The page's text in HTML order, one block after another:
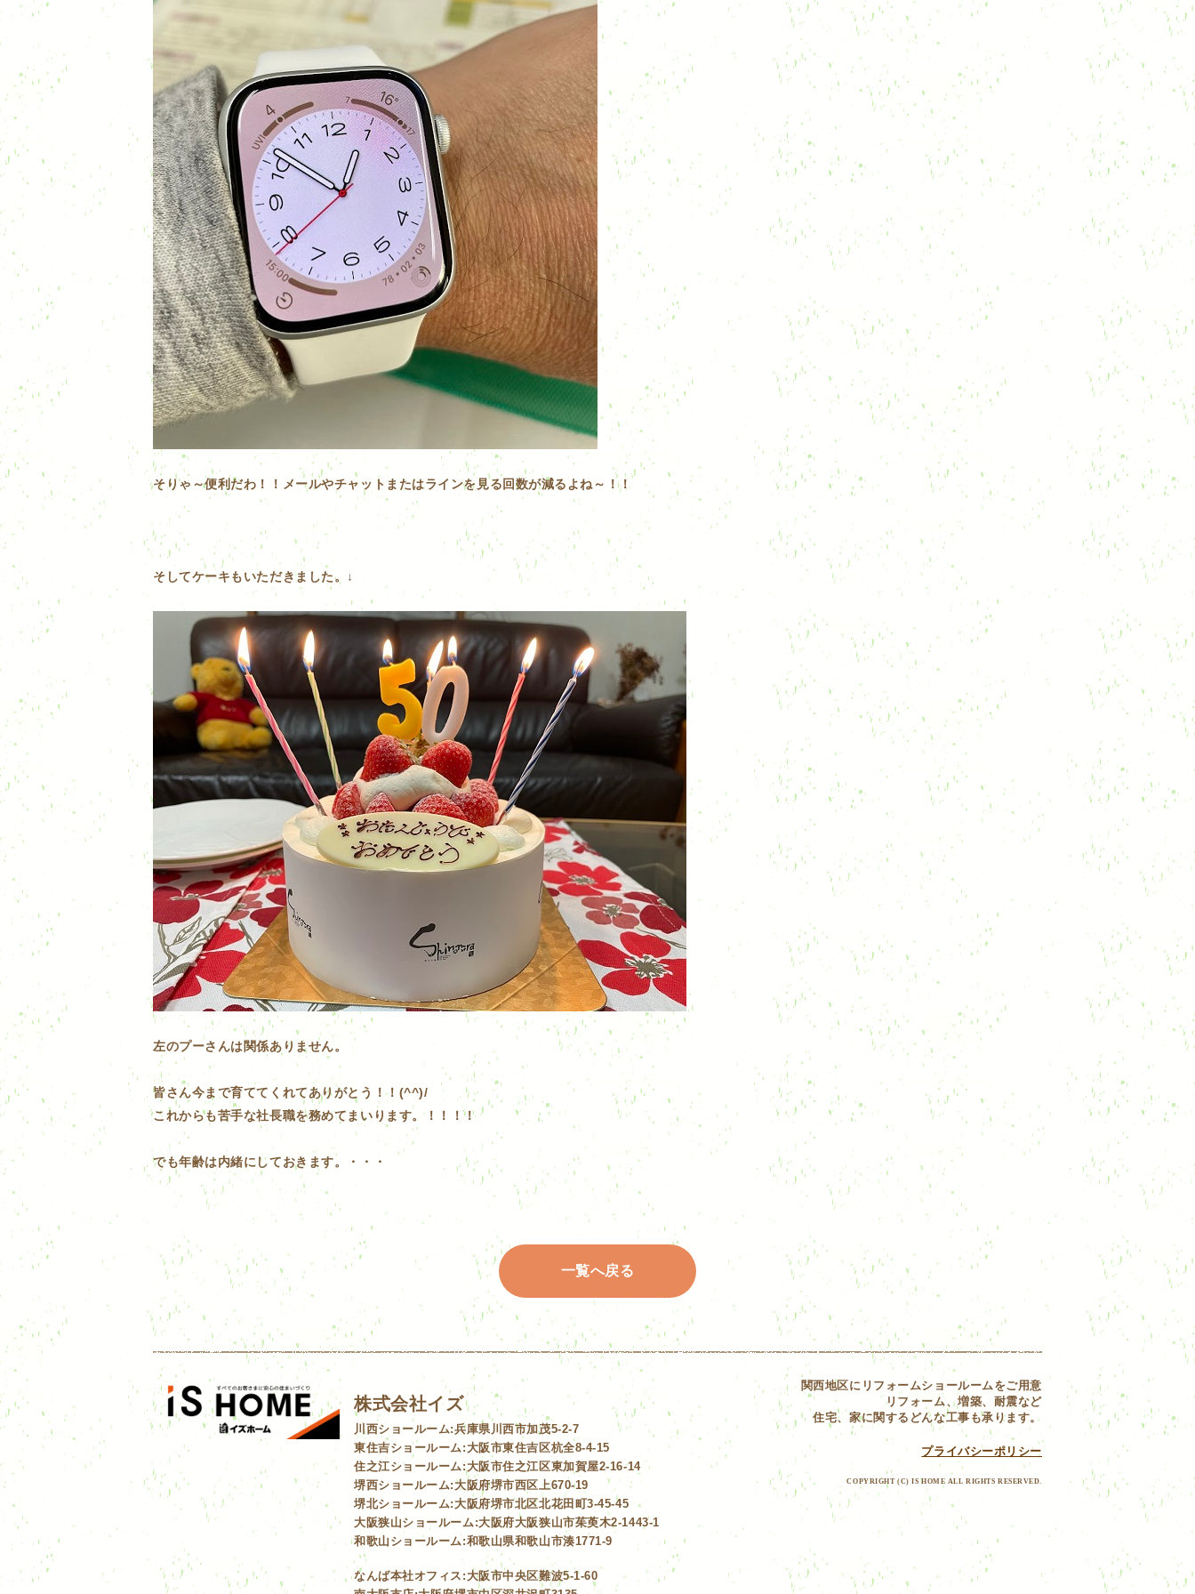
そりゃ～便利だわ！！メールやチャットまたはラインを見る回数が減るよね～！！
そしてケーキもいただきました。↓
左のプーさんは関係ありません。
皆さん今まで育ててくれてありがとう！！(^^)/
​これからも苦手な社長職を務めてまいります。！！！！
でも年齢は内緒にしておきます。・・・
一覧へ戻る
株式会社イズ
川西ショールーム:兵庫県川西市加茂5-2-7
東住吉ショールーム: 大阪市東住吉区杭全8-4-15
住之江ショールーム: 大阪市住之江区東加賀屋2-16-14
堺西ショールーム: 大阪府堺市西区上670-19
堺北ショールーム: 大阪府堺市北区北花田町3-45-45
大阪狭山ショールーム:大阪府大阪狭山市茱萸木2-1443-1
和歌山ショールーム:和歌山県和歌山市湊1771-9
なんば本社オフィス: 大阪市中央区難波5-1-60
関西地区にリフォームショールームをご用意
リフォーム、増築、耐震など
住宅、家に関するどんな工事も承ります。
プライバシーポリシー
COPYRIGHT (C) IS HOME ALL RIGHTS RESERVED.